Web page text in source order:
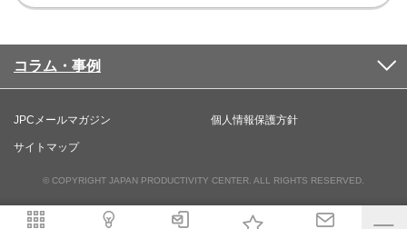
コラム・事例
JPCメールマガジン 個人情報保護方針
サイトマップ
© COPYRIGHT JAPAN PRODUCTIVITY CENTER. ALL RIGHTS RESERVED.